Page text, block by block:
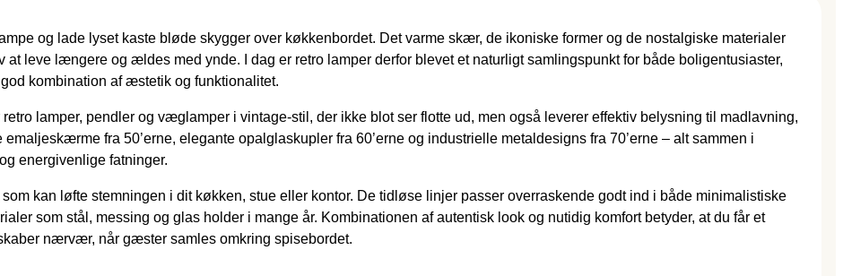
og lade lyset kaste bløde skygger over køkkenbordet. Det varme skær, de ikoniske former og de nostalgiske materialer
at leve længere og ældes med ynde. I dag er retro lamper derfor blevet et naturligt samlingspunkt for både boligentusiaster,
kombination af æstetik og funktionalitet.
lamper, pendler og væglamper i vintage-stil, der ikke blot ser flotte ud, men også leverer effektiv belysning til madlavning,
fra 50’erne, elegante opalglaskupler fra 60’erne og industrielle metaldesigns fra 70’erne – alt sammen i
energivenlige fatninger.
kan løfte stemningen i dit køkken, stue eller kontor. De tidløse linjer passer overraskende godt ind i både minimalistiske
som stål, messing og glas holder i mange år. Kombinationen af autentisk look og nutidig komfort betyder, at du får et
nærvær, når gæster samles omkring spisebordet.